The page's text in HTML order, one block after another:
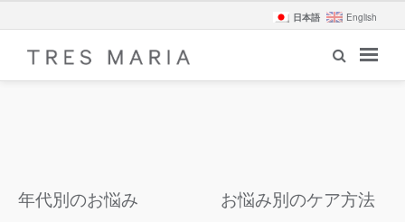
日本語 English
年代別のお悩み お悩み別のケア方法